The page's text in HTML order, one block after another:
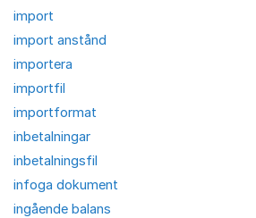
import
import anstånd
importera
importfil
importformat
inbetalningar
inbetalningsfil
infoga dokument
ingående balans